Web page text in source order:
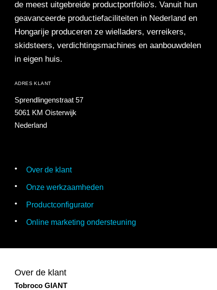
de meest uitgebreide productportfolio's. Vanuit hun
geavanceerde productiefaciliteiten in Nederland en
Hongarije produceren ze wielladers, verreikers,
skidsteers, verdichtingsmachines en aanbouwdelen
in eigen huis.
Over de klant
Onze werkzaamheden
Productconfigurator
Online marketing ondersteuning
ADRES KLANT
Sprendlingenstraat 57
5061 KM Oisterwijk
Nederland
Over de klant
Tobroco GIANT